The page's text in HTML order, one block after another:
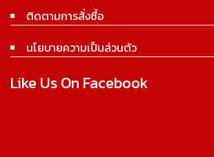
ติดตามการสั่งซื้อ
นโยบายความเป็นส่วนตัว
Like Us On Facebook